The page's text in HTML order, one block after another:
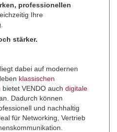
professionellen
Ihre
stärker.
dabei auf modernen
klassischen
bietet VENDO auch digitale
Dadurch können
und nachhaltig
für Networking, Vertrieb